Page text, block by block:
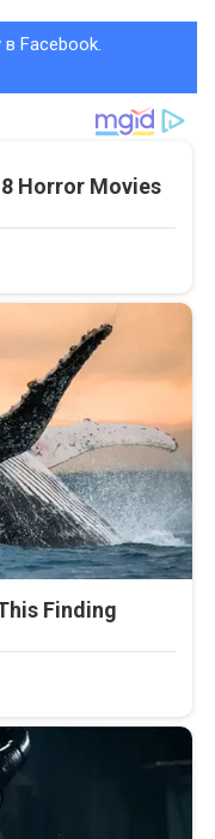
в Facebook.